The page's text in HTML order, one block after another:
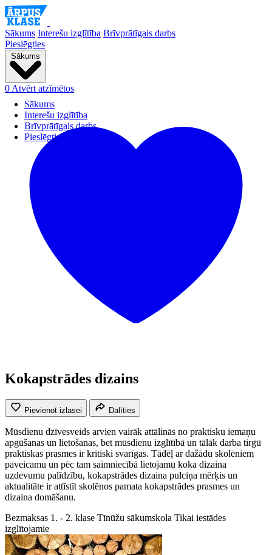
Sākums Interešu izglītība Brīvprātīgais darbs
Pieslēgties
Sākums
Sākums
Interešu izglītība
Brīvprātīgais darbs
Pieslēgties
0 Atvērt atzīmētos
Kokapstrādes dizains
Pievienot izlasei Dalīties
Mūsdienu dzīvesveids arvien vairāk attālinās no praktisku iemaņu
apgūšanas un lietošanas, bet mūsdienu izglītībā un tālāk darba tirgū
praktiskas prasmes ir kritiski svarīgas. Tādēļ ar dažādu skolēniem
paveicamu un pēc tam saimniecībā lietojamu koka dizaina
uzdevumu palīdzību, kokapstrādes dizaina pulciņa mērķis un
aktualitāte ir attīstīt skolēnos pamata kokapstrādes prasmes un
dizaina domāšanu.
Bezmaksas 1. - 2. klase Tīnūžu sākumskola Tikai iestādes
izglītojamie